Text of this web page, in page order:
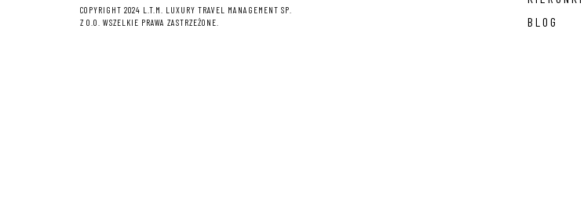
COPYRIGHT 2024 L.T.M. LUXURY TRAVEL MANAGEMENT SP.
Z O.O. WSZELKIE PRAWA ZASTRZEŻONE.
BLOG